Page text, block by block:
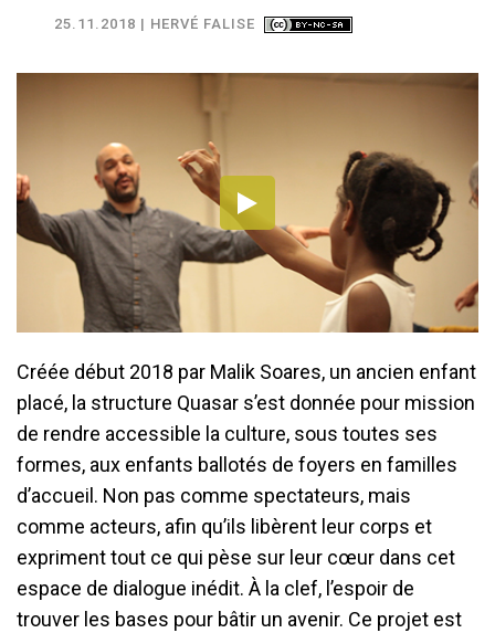
25.11.2018 | HERVÉ FALISE
Créée début 2018 par Malik Soares, un ancien enfant
placé, la structure Quasar s’est donnée pour mission
de rendre accessible la culture, sous toutes ses
formes, aux enfants ballotés de foyers en familles
d’accueil. Non pas comme spectateurs, mais
comme acteurs, afin qu’ils libèrent leur corps et
expriment tout ce qui pèse sur leur cœur dans cet
espace de dialogue inédit. À la clef, l’espoir de
trouver les bases pour bâtir un avenir. Ce projet est